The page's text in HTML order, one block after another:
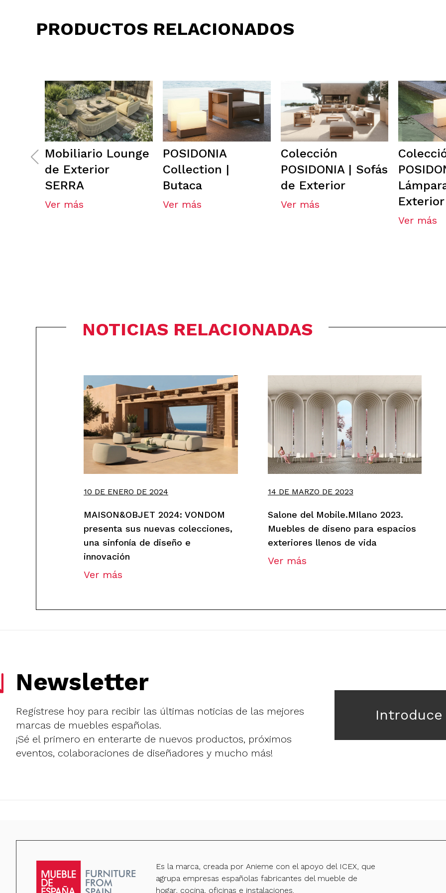
PRODUCTOS RELACIONADOS
Mobiliario Lounge
de Exterior
SERRA
Ver más
POSIDONIA
Collection |
Butaca
Ver más
Colección
POSIDONIA | Sofás
de Exterior
Ver más
Exterior
Ver más
NOTICIAS RELACIONADAS
10 DE ENERO DE 2024
MAISON&OBJET 2024: VONDOM
presenta sus nuevas colecciones,
una sinfonía de diseño e
innovación
Ver más
14 DE MARZO DE 2023
Salone del Mobile.MIlano 2023.
Muebles de diseno para espacios
exteriores llenos de vida
Ver más
Newsletter
Regístrese hoy para recibir las últimas noticias de las mejores
marcas de muebles españolas.
¡Sé el primero en enterarte de nuevos productos, próximos
eventos, colaboraciones de diseñadores y mucho más!
Es la marca, creada por Anieme con el apoyo del ICEX, que
agrupa empresas españolas fabricantes del mueble de
hogar, cocina, oficinas e instalaciones.